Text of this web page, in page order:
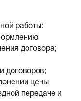
работы:
договора;
договоров;
цены
передаче и